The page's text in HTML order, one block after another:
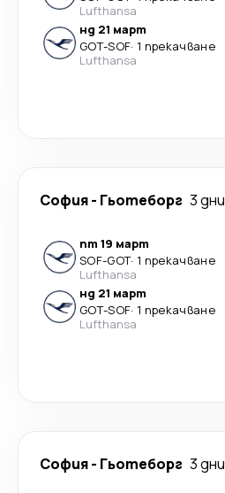
Lufthansa
нд 21 март
GOT-SOF· 1 прекачване
Lufthansa
София- Гьотеборг 3 дни
пт 19 март
SOF-GOT· 1 прекачване
Lufthansa
нд 21 март
GOT-SOF· 1 прекачване
Lufthansa
София- Гьотеборг 3 дни